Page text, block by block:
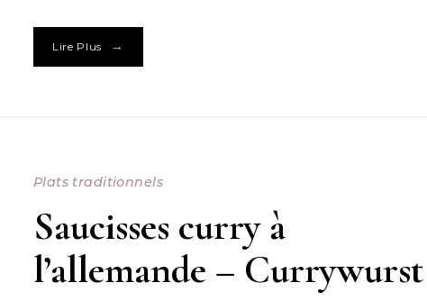
Lire Plus →
Plats traditionnels
Saucisses curry à
l’allemande – Currywurst